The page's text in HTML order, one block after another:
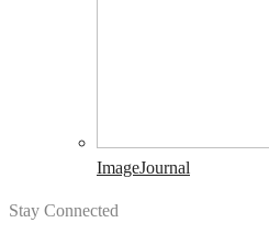
ImageJournal
Stay Connected